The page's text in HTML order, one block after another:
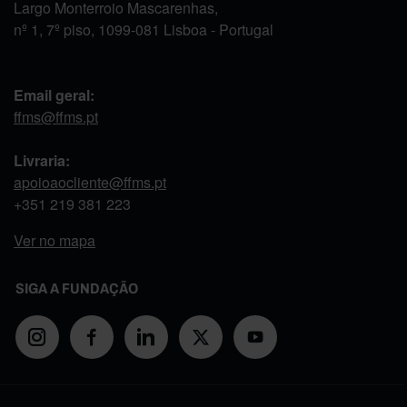
Largo Monterroio Mascarenhas,
nº 1, 7º piso, 1099-081 Lisboa - Portugal
Email geral:
ffms@ffms.pt
Livraria:
apoioaocliente@ffms.pt
+351 219 381 223
Ver no mapa
SIGA A FUNDAÇÃO